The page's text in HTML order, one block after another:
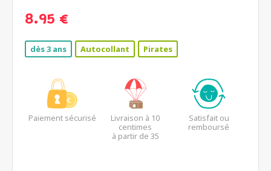
8.95 €
dès 3 ans Autocollant Pirates
Paiement sécurisé
Livraison à 10
centimes
à partir de 35
Satisfait ou
remboursé